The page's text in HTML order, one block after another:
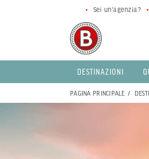
DESTINAZIONI
Sei un'agenzia?
PAGINA PRINCIPALE